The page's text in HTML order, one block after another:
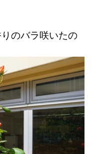
のバラ咲いたの